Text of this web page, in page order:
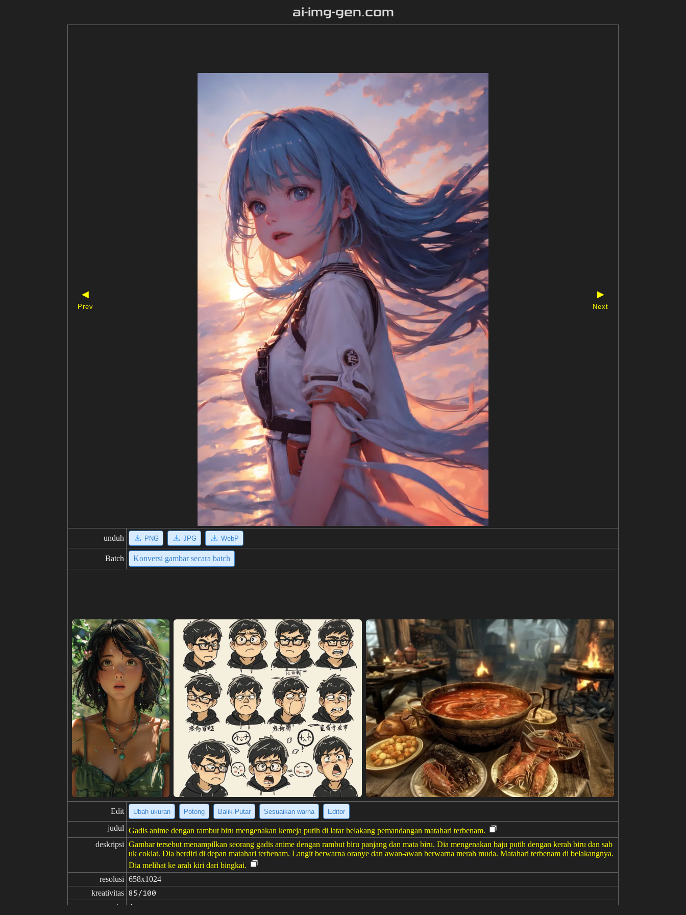
ai-img-gen.com
◀
Prev
▶
Next
unduh PNG JPG WebP
Batch Konversi gambar secara batch
Edit Ubah ukuran Potong Balik·Putar Sesuaikan warna Editor
judul Gadis anime dengan rambut biru mengenakan kemeja putih di latar belakang pemandangan matahari terbenam.
deskripsi Gambar tersebut menampilkan seorang gadis anime dengan rambut biru panjang dan mata biru. Dia mengenakan baju putih dengan kerah biru dan sab
uk coklat. Dia berdiri di depan matahari terbenam. Langit berwarna oranye dan awan-awan berwarna merah muda. Matahari terbenam di belakangnya.
Dia melihat ke arah kiri dari bingkai.
resolusi 658x1024
kreativitas 85/100
suka 4